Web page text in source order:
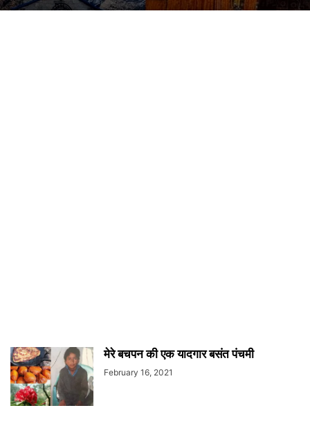
मेरे बचपन की एक यादगार बसंत पंचमी
February 16, 2021